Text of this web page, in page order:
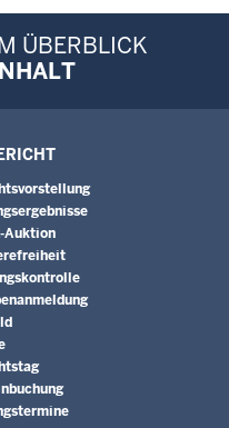
im Überblick:
ÜBERBLICK
Auktion